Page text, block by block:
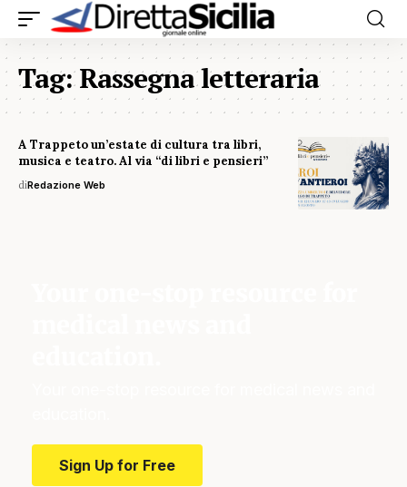
Tag:Rassegna letteraria
A Trappeto un’estate di cultura tra libri,
musica e teatro. Al via “di libri e pensieri”
diRedazione Web
Sign Up for Free